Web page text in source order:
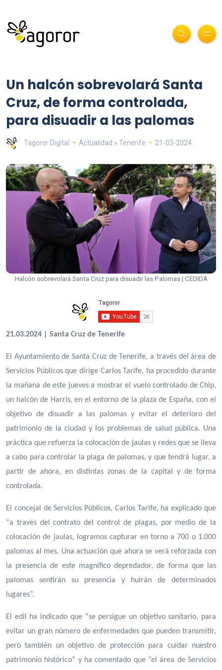
Un halcón sobrevolará Santa
Cruz, de forma controlada,
para disuadir a las palomas
Tagoror Digital Actualidad » Tenerife 21-03-2024
Halcón sobrevolará Santa Cruz para disuadir las Palomas | CEDIDA
21.03.2024 | Santa Cruz de Tenerife
El Ayuntamiento de Santa Cruz de Tenerife, a través del área de
Servicios Públicos que dirige Carlos Tarife, ha procedido durante
la mañana de este jueves a mostrar el vuelo controlado de Chip,
un halcón de Harris, en el entorno de la plaza de España, con el
objetivo de disuadir a las palomas y evitar el deterioro del
patrimonio de la ciudad y los problemas de salud pública. Una
práctica que refuerza la colocación de jaulas y redes que se lleva
a cabo para controlar la plaga de palomas, y que tendrá lugar, a
partir de ahora, en distintas zonas de la capital y de forma
controlada.
El concejal de Servicios Públicos, Carlos Tarife, ha explicado que
“a través del contrato del control de plagas, por medio de la
colocación de jaulas, logramos capturar en torno a 700 o 1.000
palomas al mes. Una actuación que ahora se verá reforzada con
la presencia de este magnífico depredador, de forma que las
palomas sentirán su presencia y huirán de determinados
lugares”.
El edil ha indicado que “se persigue un objetivo sanitario, para
evitar un gran número de enfermedades que pueden transmitir,
pero también un objetivo de protección para cuidar nuestro
patrimonio histórico” y ha comentado que “el área de Servicios